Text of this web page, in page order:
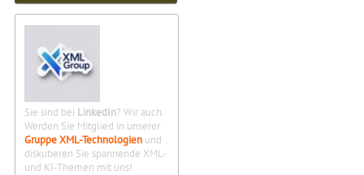
Sie sind bei LinkedIn? Wir auch.
Werden Sie Mitglied in unserer
Gruppe XML-Technologien und
diskutieren Sie spannende XML-
und KI-Themen mit uns!